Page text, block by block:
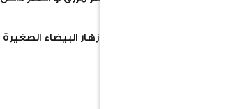
: تنتج عناقيد طويلة من الأزهار البيضاء